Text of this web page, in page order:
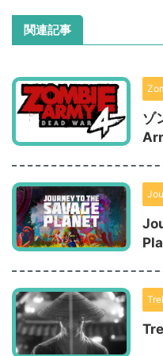
関連記事
ゾ